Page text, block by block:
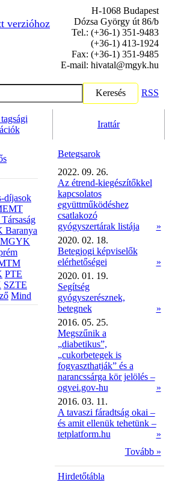
verzióhoz
H-1068 Budapest
Dózsa György út 86/b
Tel.: (+36-1) 351-9483
(+36-1) 413-1924
Fax: (+36-1) 351-9485
E-mail: hivatal@mgyk.hu
Keresés RSS
Irattár
díjasok
Baranya
MGYK
PTE
SZTE
Mind
Betegsarok
2022. 09. 26.
Az étrend-kiegészítőkkel
kapcsolatos
együttműködéshez
csatlakozó
gyógyszertárak listája
»
2020. 02. 18.
Betegjogi képviselők
elérhetőségei
»
2020. 01. 19.
Segítség
gyógyszerésznek,
betegnek
»
2016. 05. 25.
Megszűnik a
„diabetikus”,
„cukorbetegek is
fogyaszthatják” és a
narancssárga kör jelölés –
ogyei.gov-hu
»
2016. 03. 11.
A tavaszi fáradtság okai –
és amit ellenük tehetünk –
tetplatform.hu
»
Tovább »
Hirdetőtábla